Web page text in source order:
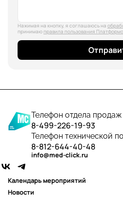
Нажимая на кнопку, я соглашаюсь на
принимаю правила пользования
Телефон отдела продаж
8-499-226-19-93
Телефон технической
8-812-644-40-48
info@med-click.ru
Календарь мероприятий
Новости